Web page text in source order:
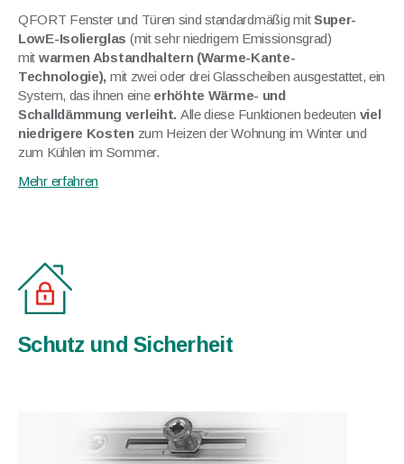
QFORT Fenster und Türen sind standardmäßig mitSuper-
LowE-Isolierglas (mit sehr niedrigem Emissionsgrad)
mit warmen Abstandhaltern (Warme-Kante-
Technologie), mit zwei oder drei Glasscheiben ausgestattet, ein
System, das ihnen eine erhöhte Wärme- und
Schalldämmung verleiht. Alle diese Funktionen bedeuten viel
niedrigere Kostenzum Heizen der Wohnung im Winter und
zum Kühlen im Sommer.
Mehr erfahren
Schutz und Sicherheit